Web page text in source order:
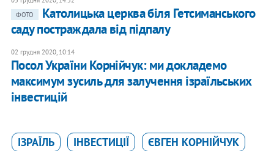
ФОТО
Католицька церква біля Гетсиманського
саду постраждала від підпалу
02 грудня 2020, 10:14
Посол України Корнійчук: ми докладемо
максимум зусиль для залучення ізраїльських
інвестицій
ІЗРАЇЛЬ ІНВЕСТИЦІЇ
ЄВГЕН КОРНІЙЧУК